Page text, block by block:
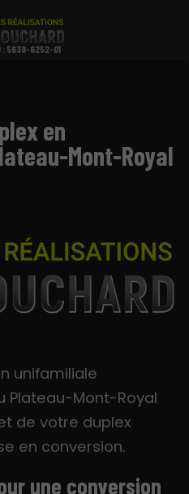
: 5639-6252-01
en
Mont-Royal
unifamiliale
Mont-Royal
de votre duplex
en conversion.
une conversion